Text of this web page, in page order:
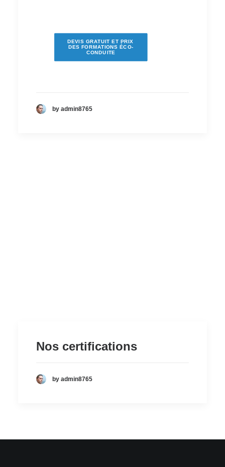
DEVIS GRATUIT ET PRIX
DES FORMATIONS ÉCO-
CONDUITE
by admin8765
Nos certifications
by admin8765